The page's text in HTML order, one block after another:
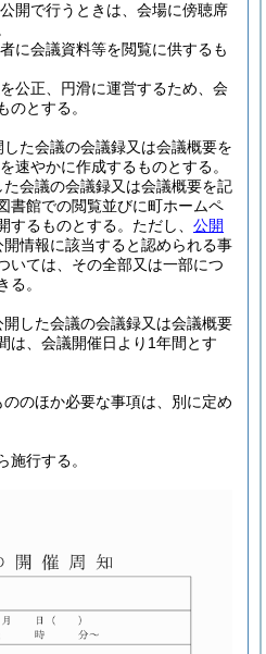
開で行うときは、会場に傍聴席
に会議資料等を閲覧に供するも
公正、円滑に運営するため、会
のとする。
た会議の会議録又は会議概要を
を速やかに作成するものとする。
会議の会議録又は会議概要を記
書館での閲覧並びに町ホームペ
するものとする。 ただし、 公開
開情報に該当すると認められる事
いては、その全部又は一部につ
る。
した会議の会議録又は会議概要
は、会議開催日より1年間とす
のほか必要な事項は、別に定め
施行する。